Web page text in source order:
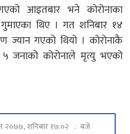
आइतबार भने कोरोनाका
थिए । गत शनिबार १४
ज्यान गएको थियो । कोरोनाकै
जनाको कोरोनाले मृत्यु भएको
२०७७, शनिबार १७:०२ : बजे